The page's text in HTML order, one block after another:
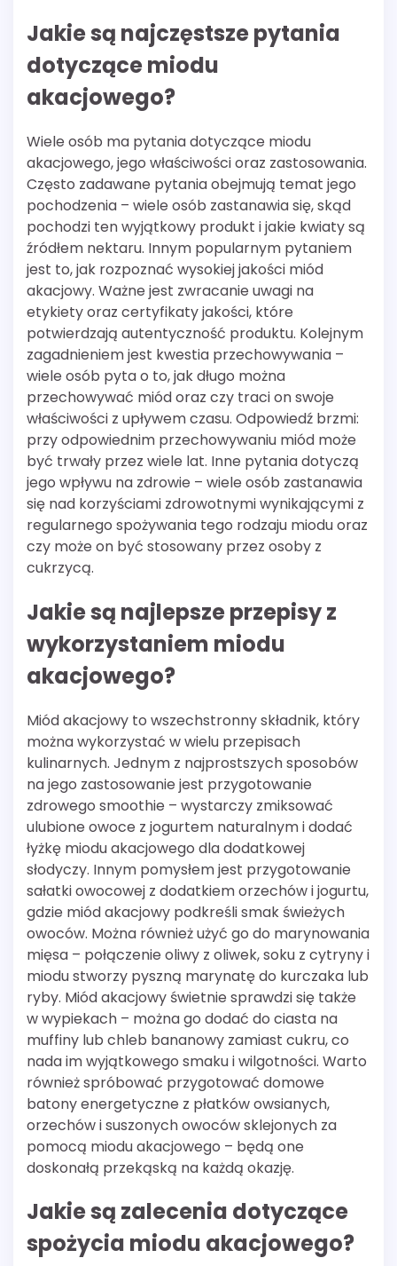
Jakie są najczęstsze pytania
dotyczące miodu
akacjowego?
Wiele osób ma pytania dotyczące miodu
akacjowego, jego właściwości oraz zastosowania.
Często zadawane pytania obejmują temat jego
pochodzenia – wiele osób zastanawia się, skąd
pochodzi ten wyjątkowy produkt i jakie kwiaty są
źródłem nektaru. Innym popularnym pytaniem
jest to, jak rozpoznać wysokiej jakości miód
akacjowy. Ważne jest zwracanie uwagi na
etykiety oraz certyfikaty jakości, które
potwierdzają autentyczność produktu. Kolejnym
zagadnieniem jest kwestia przechowywania –
wiele osób pyta o to, jak długo można
przechowywać miód oraz czy traci on swoje
właściwości z upływem czasu. Odpowiedź brzmi:
przy odpowiednim przechowywaniu miód może
być trwały przez wiele lat. Inne pytania dotyczą
jego wpływu na zdrowie – wiele osób zastanawia
się nad korzyściami zdrowotnymi wynikającymi z
regularnego spożywania tego rodzaju miodu oraz
czy może on być stosowany przez osoby z
cukrzycą.
Jakie są najlepsze przepisy z
wykorzystaniem miodu
akacjowego?
Miód akacjowy to wszechstronny składnik, który
można wykorzystać w wielu przepisach
kulinarnych. Jednym z najprostszych sposobów
na jego zastosowanie jest przygotowanie
zdrowego smoothie – wystarczy zmiksować
ulubione owoce z jogurtem naturalnym i dodać
łyżkę miodu akacjowego dla dodatkowej
słodyczy. Innym pomysłem jest przygotowanie
sałatki owocowej z dodatkiem orzechów i jogurtu,
gdzie miód akacjowy podkreśli smak świeżych
owoców. Można również użyć go do marynowania
mięsa – połączenie oliwy z oliwek, soku z cytryny i
miodu stworzy pyszną marynatę do kurczaka lub
ryby. Miód akacjowy świetnie sprawdzi się także
w wypiekach – można go dodać do ciasta na
muffiny lub chleb bananowy zamiast cukru, co
nada im wyjątkowego smaku i wilgotności. Warto
również spróbować przygotować domowe
batony energetyczne z płatków owsianych,
orzechów i suszonych owoców sklejonych za
pomocą miodu akacjowego – będą one
doskonałą przekąską na każdą okazję.
Jakie są zalecenia dotyczące
spożycia miodu akacjowego?